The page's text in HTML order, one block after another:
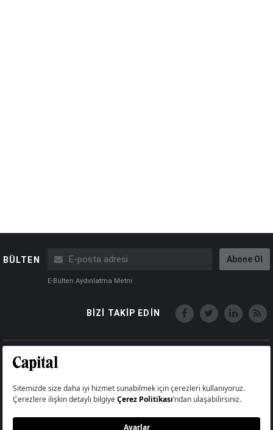
BÜLTEN Abone Ol
E-Bülten Aydınlatma Metni
BİZİ TAKİP EDİN
Big Medya Teknoloji A.Ş.
Üsküdar İstanbul Turkey